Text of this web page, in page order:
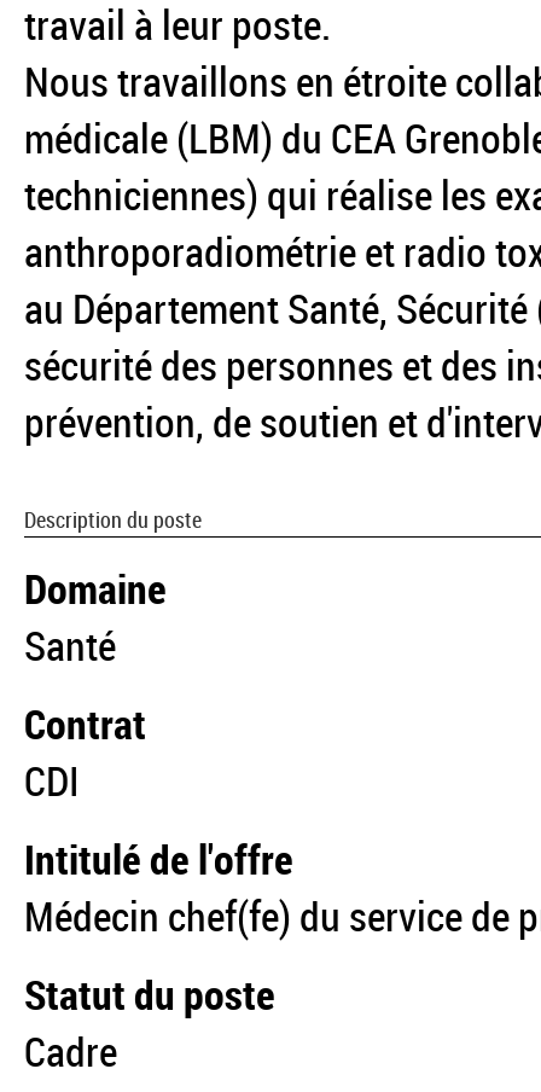
travail à leur poste.
Nous travaillons en étroite
médicale (LBM) du CEA
techniciennes) qui réalise les
anthroporadiométrie et radio
au Département Santé,
sécurité des personnes et des
prévention, de soutien et
Description du poste
Domaine
Santé
Contrat
CDI
Intitulé de l'offre
Médecin chef(fe) du service de
Statut du poste
Cadre